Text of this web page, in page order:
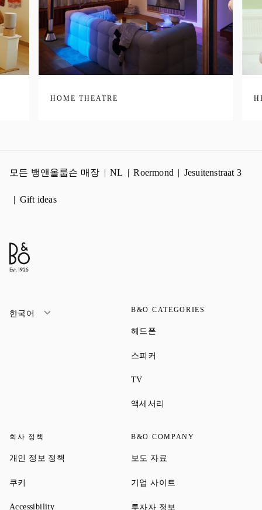
HOME THEATRE
모든 뱅앤올룹슨 매장 NL Roermond Jesuitenstraat 3
Gift ideas
한국어 B&O CATEGORIES
헤드폰
스피커
TVLink Opens in New Tab
액세서리
회사 정책
개인 정보 정책 Link Opens in New Tab
쿠키
AccessibilityLink Opens in New Tab
B&O COMPANY
보도 자료
기업 사이트
투자자 정보